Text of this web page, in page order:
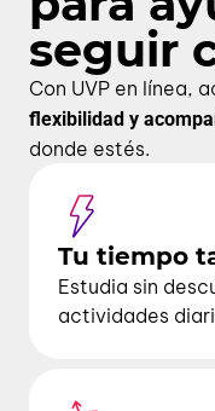
seguir
Con UVP en línea,
flexibilidad y
donde estés.
Tu tiempo
Estudia sin
actividades